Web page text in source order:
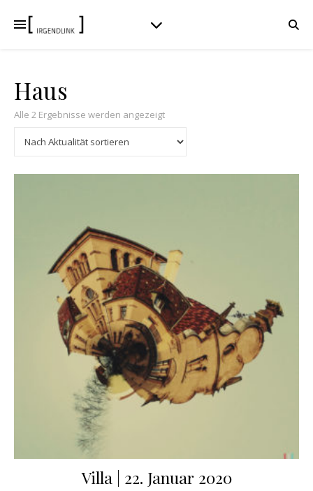
Haus
Alle 2 Ergebnisse werden angezeigtNach Aktualität sortiert
Villa | 22. Januar 2020